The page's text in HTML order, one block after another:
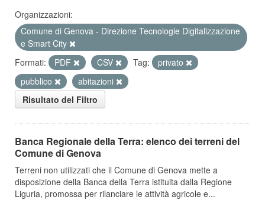
Organizzazioni:
Comune di Genova - Direzione Tecnologie Digitalizzazione
e Smart City
Formati:
PDF CSV Tag:
privato
pubblico
abitazioni
Risultato del Filtro
Banca Regionale della Terra: elenco dei terreni del
Comune di Genova
Terreni non utilizzati che il Comune di Genova mette a
disposizione della Banca della Terra istituita dalla Regione
Liguria, promossa per rilanciare le attività agricole e...